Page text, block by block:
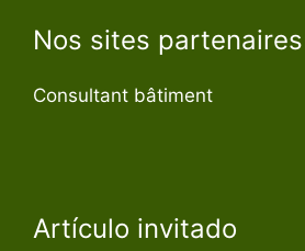
Nos sites partenaires
Consultant bâtiment
Artículo invitado